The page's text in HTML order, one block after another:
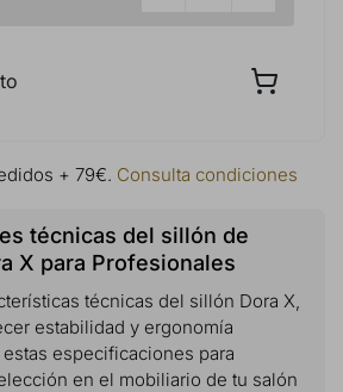
+ 79€. Consulta condiciones
técnicas del sillón de
X para Profesionales
técnicas del sillón Dora X,
estabilidad y ergonomía
especificaciones para
en el mobiliario de tu salón